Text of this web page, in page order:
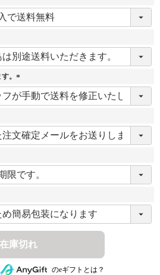
。
(
必
庫切れ
のeギフトとは？